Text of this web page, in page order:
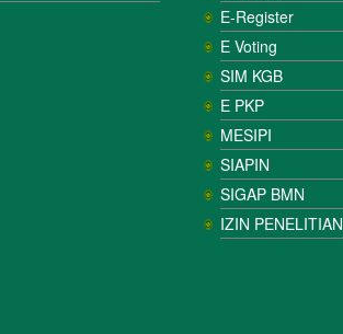
E-Register
E Voting
SIM KGB
E PKP
MESIPI
SIAPIN
SIGAP BMN
IZIN PENELITIAN